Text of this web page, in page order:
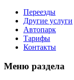
Переезды
Другие услуги
Автопарк
Тарифы
Контакты
Меню раздела